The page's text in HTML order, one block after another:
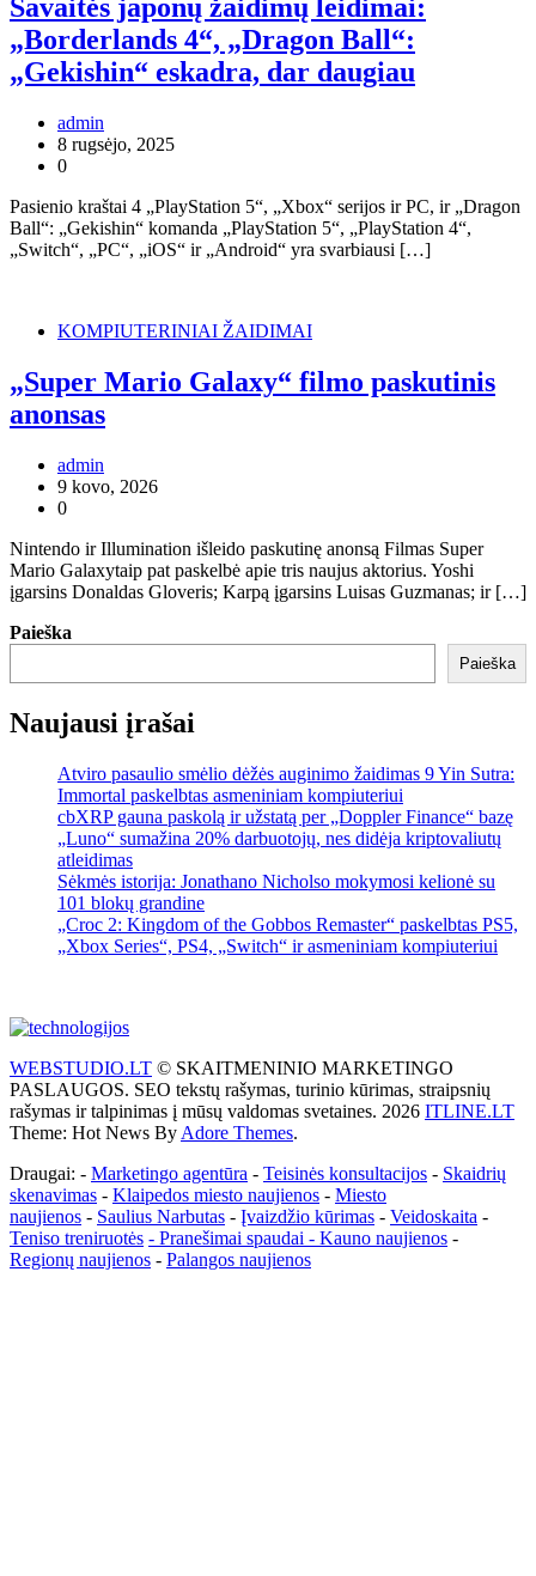
Savaitės japonų žaidimų leidimai:
„Borderlands 4“, „Dragon Ball“:
„Gekishin“ eskadra, dar daugiau
admin
8 rugsėjo, 2025
0
Pasienio kraštai 4 „PlayStation 5“, „Xbox“ serijos ir PC, ir „Dragon
Ball“: „Gekishin“ komanda „PlayStation 5“, „PlayStation 4“,
„Switch“, „PC“, „iOS“ ir „Android“ yra svarbiausi […]
KOMPIUTERINIAI ŽAIDIMAI
„Super Mario Galaxy“ filmo paskutinis
anonsas
admin
9 kovo, 2026
0
Nintendo ir Illumination išleido paskutinę anonsą Filmas Super
Mario Galaxytaip pat paskelbė apie tris naujus aktorius. Yoshi
įgarsins Donaldas Gloveris; Karpą įgarsins Luisas Guzmanas; ir […]
Paieška
Paieška
Naujausi įrašai
Atviro pasaulio smėlio dėžės auginimo žaidimas 9 Yin Sutra:
Immortal paskelbtas asmeniniam kompiuteriui
cbXRP gauna paskolą ir užstatą per „Doppler Finance“ bazę
„Luno“ sumažina 20% darbuotojų, nes didėja kriptovaliutų
atleidimas
Sėkmės istorija: Jonathano Nicholso mokymosi kelionė su
101 blokų grandine
„Croc 2: Kingdom of the Gobbos Remaster“ paskelbtas PS5,
„Xbox Series“, PS4, „Switch“ ir asmeniniam kompiuteriui
WEBSTUDIO.LT © SKAITMENINIO MARKETINGO
PASLAUGOS. SEO tekstų rašymas, turinio kūrimas, straipsnių
rašymas ir talpinimas į mūsų valdomas svetaines. 2026 ITLINE.LT
Theme: Hot News By Adore Themes.
Draugai: - Marketingo agentūra - Teisinės konsultacijos - Skaidrių
skenavimas - Klaipedos miesto naujienos - Miesto
naujienos - Saulius Narbutas - Įvaizdžio kūrimas - Veidoskaita -
Teniso treniruotės - Pranešimai spaudai - Kauno naujienos -
Regionų naujienos - Palangos naujienos